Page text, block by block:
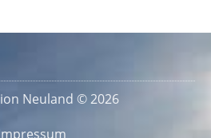
Neuland © 2026